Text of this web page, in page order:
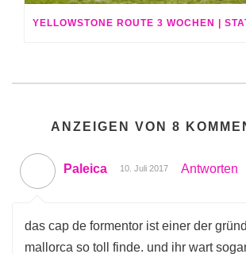
ANZEIGEN VON 8
Paleica 10. Juli 2017 Antworten
das cap de formentor ist einer der
mallorca so toll finde. und ihr wart